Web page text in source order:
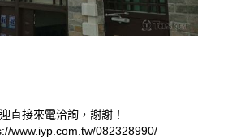
直接來電洽詢，謝謝！
www.iyp.com.tw/082328990/